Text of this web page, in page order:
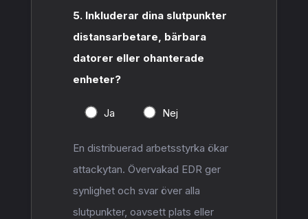
5. Inkluderar dina slutpunkter
distansarbetare, bärbara
datorer eller ohanterade
enheter?
Ja Nej
En distribuerad arbetsstyrka ökar
attackytan. Övervakad EDR ger
synlighet och svar över alla
slutpunkter, oavsett plats eller